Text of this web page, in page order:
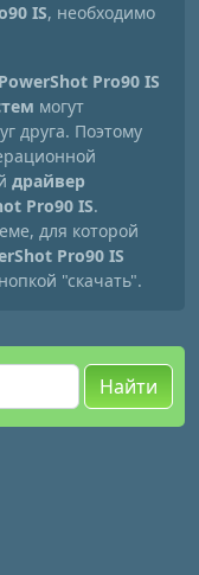
IS, необходимо
Pro90 IS
могут
друга. Поэтому
драйвер
Pro90 IS.
для которой
Pro90 IS
"скачать".
Найти